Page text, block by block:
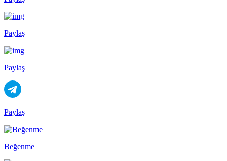
Paylaş
Paylaş
Paylaş
Beğenme